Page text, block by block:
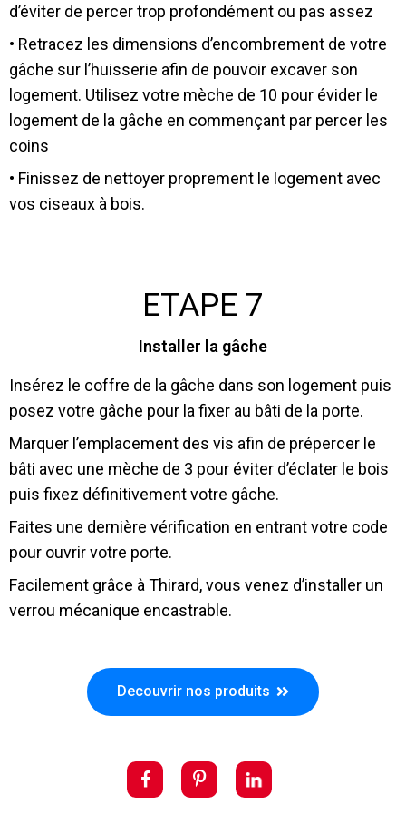
d’éviter de percer trop profondément ou pas assez
• Retracez les dimensions d’encombrement de votre
gâche sur l’huisserie afin de pouvoir excaver son
logement. Utilisez votre mèche de 10 pour évider le
logement de la gâche en commençant par percer les
coins
• Finissez de nettoyer proprement le logement avec
vos ciseaux à bois.
ETAPE 7
Installer la gâche
Insérez le coffre de la gâche dans son logement puis
posez votre gâche pour la fixer au bâti de la porte.
Marquer l’emplacement des vis afin de prépercer le
bâti avec une mèche de 3 pour éviter d’éclater le bois
puis fixez définitivement votre gâche.
Faites une dernière vérification en entrant votre code
pour ouvrir votre porte.
Facilement grâce à Thirard, vous venez d’installer un
verrou mécanique encastrable.
Decouvrir nos produits